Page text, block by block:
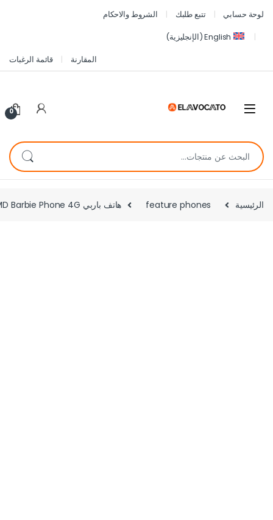
لوحة حسابي تتبع طلبك
الشروط والاحكام
English
(الإنجليزية)
المقارنة
قائمة الرغبات
0
الرئيسية feature phones هاتف باربي HMD Barbie Phone 4G القابل للطي – هاتف 4G بتصميم باربي الوردي